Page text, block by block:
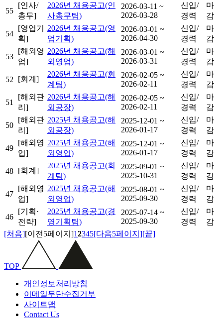
55
[인사/
총무]
2026년 채용공고(인
사총무팀)
2026-03-11 ~
2026-03-28
신입/
경력
마
감
54
[영업기
획]
2026년 채용공고(영
업기획)
2026-03-01 ~
2026-04-30
신입/
경력
마
감
53
[해외영
업]
2026년 채용공고(해
외영업)
2026-03-01 ~
2026-03-31
신입/
경력
마
감
52 [회계]
2026년 채용공고(회
계팀)
2026-02-05 ~
2026-02-11
신입/
경력
마
감
51
[해외관
리]
2026년 채용공고(해
외공장)
2026-02-05 ~
2026-02-11
신입/
경력
마
감
50
[해외관
리]
2025년 채용공고(해
외공장)
2025-12-01 ~
2026-01-17
신입/
경력
마
감
49
[해외영
업]
2025년 채용공고(해
외영업)
2025-12-01 ~
2026-01-17
신입/
경력
마
감
48 [회계]
2025년 채용공고(회
계팀)
2025-09-01 ~
2025-10-31
신입/
경력
마
감
47
[해외영
업]
2025년 채용공고(해
외영업)
2025-08-01 ~
2025-09-30
신입/
경력
마
감
46
[기획·
전략]
2025년 채용공고(경
영기획팀)
2025-07-14 ~
2025-09-30
신입/
경력
마
감
[처음][이전5페이지]12345[다음5페이지][끝]
TOP
개인정보처리방침
이메일무단수집거부
사이트맵
Contact Us